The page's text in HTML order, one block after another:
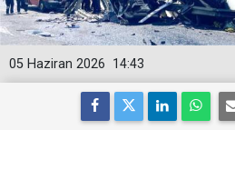
14:43
05 Haziran 2026